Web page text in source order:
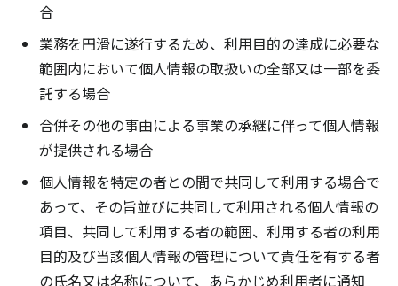
合
業務を円滑に遂行するため、利用目的の達成に必要な
範囲内において個人情報の取扱いの全部又は一部を委
託する場合
合併その他の事由による事業の承継に伴って個人情報
が提供される場合
個人情報を特定の者との間で共同して利用する場合で
あって、その旨並びに共同して利用される個人情報の
項目、共同して利用する者の範囲、利用する者の利用
目的及び当該個人情報の管理について責任を有する者
の氏名又は名称について、あらかじめ利用者に通知